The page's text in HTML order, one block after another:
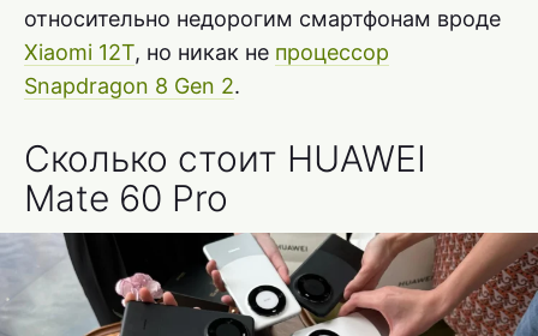
относительно недорогим смартфонам вроде
Xiaomi 12T, но никак не процессор
Snapdragon 8 Gen 2.
Сколько стоит HUAWEI
Mate 60 Pro